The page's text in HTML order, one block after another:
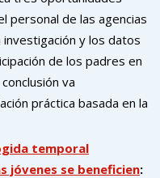
personal de las agencias
y los datos
de los padres en
va
práctica basada en la
temporal
jóvenes se beneficien: